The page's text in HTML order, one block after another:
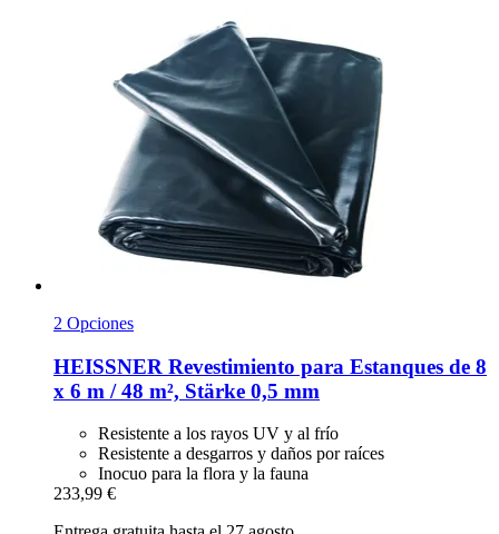
2 Opciones
HEISSNER Revestimiento para Estanques de 8
x 6 m / 48 m², Stärke 0,5 mm
Resistente a los rayos UV y al frío
Resistente a desgarros y daños por raíces
Inocuo para la flora y la fauna
233,99 €